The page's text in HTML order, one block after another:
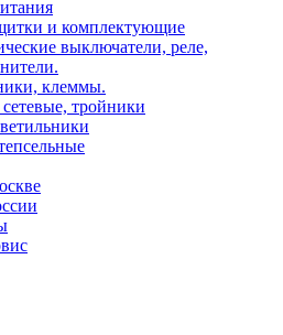
и комплектующие
выключатели, реле,
клеммы.
тройники